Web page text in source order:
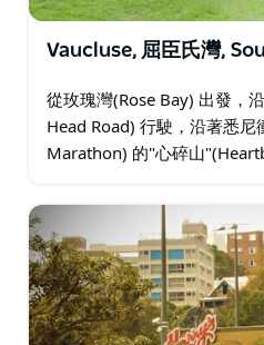
Vaucluse, 屈臣氏灣,
從玫瑰灣(Rose Bay) 出發，
Head Road) 行駛，沿著悉
Marathon) 的"心碎山